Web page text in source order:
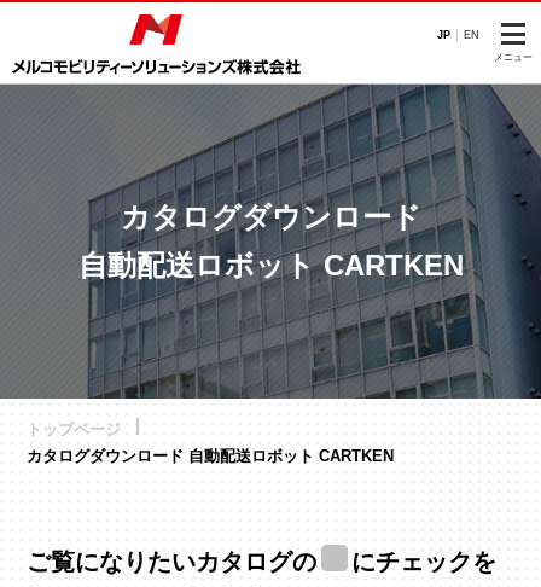
JP EN
メニュー
カタログダウンロード
自動配送ロボット CARTKEN
トップページ
カタログダウンロード 自動配送ロボット CARTKEN
ご覧になりたいカタログの
にチェックを